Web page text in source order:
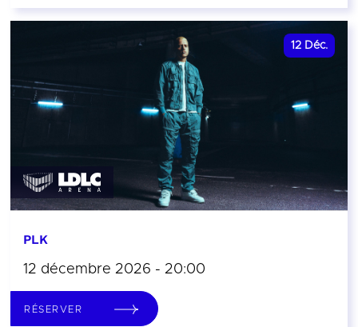
12 Déc.
PLK
12 décembre 2026 - 20:00
RÉSERVER